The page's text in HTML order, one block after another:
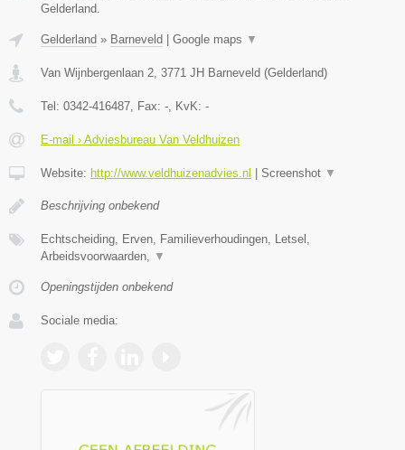
Gelderland.
Gelderland » Barneveld | Google maps ▼
Van Wijnbergenlaan 2 3771 JH Barneveld (Gelderland)
Tel: 0342-416487 , Fax: - , KvK: -
E-mail › Adviesbureau Van Veldhuizen
Website: http://www.veldhuizenadvies.nl | Screenshot ▼
Beschrijving onbekend
Echtscheiding, Erven, Familieverhoudingen, Letsel,
Arbeidsvoorwaarden,
▼
Openingstijden onbekend
Sociale media: